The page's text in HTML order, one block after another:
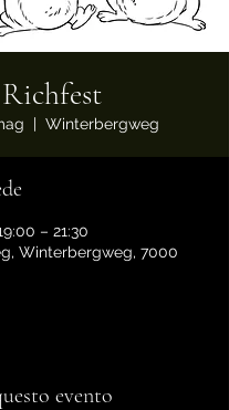
Richfest
  |
Winterbergweg
– 21:30
Winterbergweg, 7000
evento